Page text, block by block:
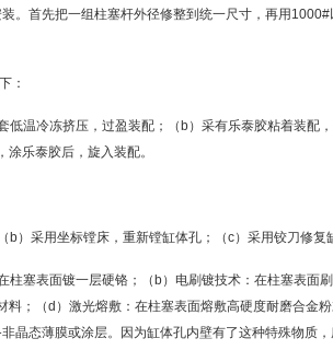
。首先把一组柱塞杆外径修整到统一尺寸，再用
：
低温冷冻挤压，过盈装配；（b）采有乐泰胶粘着装配
乐泰胶后，旋入装配。
b）采用坐标镗床，重新镗缸体孔；（c）采用铰刀修复
柱塞表面镀一层硬铬；（b）电刷镀技术：在柱塞表面
料；（d）激光熔敷：在柱塞表面熔敷高硬度耐磨合金
晶态薄膜或涂层。因为缸体孔内壁有了这种特殊物质